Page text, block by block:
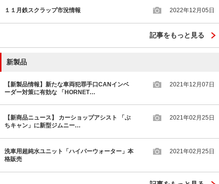
１１月鉄スクラップ市況情報 2022年12月05日
記事をもっと見る
新製品
【新製品情報】新たな車両犯罪手口CANインベ
ーダー対策に有効な 「HORNET…
2021年12月07日
【新商品ニュース】 カーショップアシスト 「ぷ
ちキャン」に新型ジムニー…
2021年02月25日
洗車用超純水ユニット「ハイパーウォーター」本
格販売
2021年02月25日